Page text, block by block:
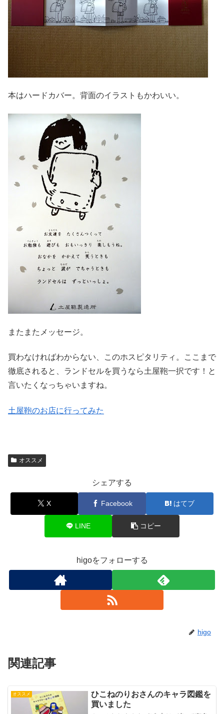
本はハードカバー。背面のイラストもかわいい。
またまたメッセージ。
買わなければわからない、このホスピタリティ。ここまで
徹底されると、ランドセルを買うなら土屋鞄一択です！と
言いたくなっちゃいますね。
土屋鞄のお店に行ってみた
オススメ
シェアする
X Facebook はてブ
LINE コピー
higoをフォローする
higo
関連記事
オススメ
ひこねのりおさんのキャラ図鑑を
買いました